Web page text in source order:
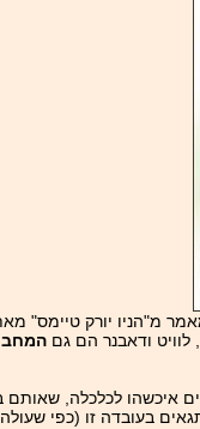
מ"הניו יורק טיימס"
ודאבנר הם גם
לכלכלה, שאותם
בעובדה זו (כפי